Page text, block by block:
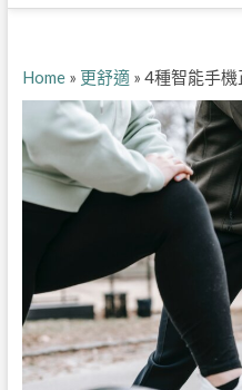
Home» 更舒適» 4種智能手機